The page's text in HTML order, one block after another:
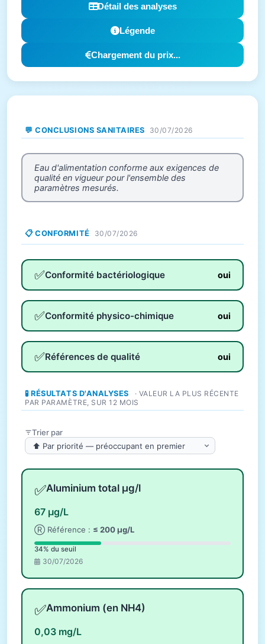
Détail des analyses
Légende
Chargement du prix...
💬 CONCLUSIONS SANITAIRES 30/07/2026
Eau d'alimentation conforme aux exigences de
qualité en vigueur pour l'ensemble des
paramètres mesurés.
📋 CONFORMITÉ 30/07/2026
✅Conformité bactériologique oui
✅Conformité physico-chimique oui
✅Références de qualité oui
🧪 RÉSULTATS D'ANALYSES
· VALEUR LA PLUS RÉCENTE
PAR PARAMÈTRE, SUR 12 MOIS
Trier par
✅Aluminium total µg/l
67 µg/L
Ⓡ Référence : ≤ 200 µg/L
34% du seuil
30/07/2026
✅Ammonium (en NH4)
0,03 mg/L